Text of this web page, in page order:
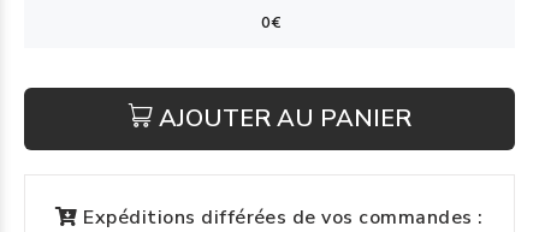
AJOUTER AU PANIER
Expéditions différées de vos commandes :